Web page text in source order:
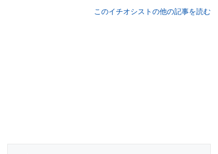
コチラ！
このイチオシストの他の記事を読む